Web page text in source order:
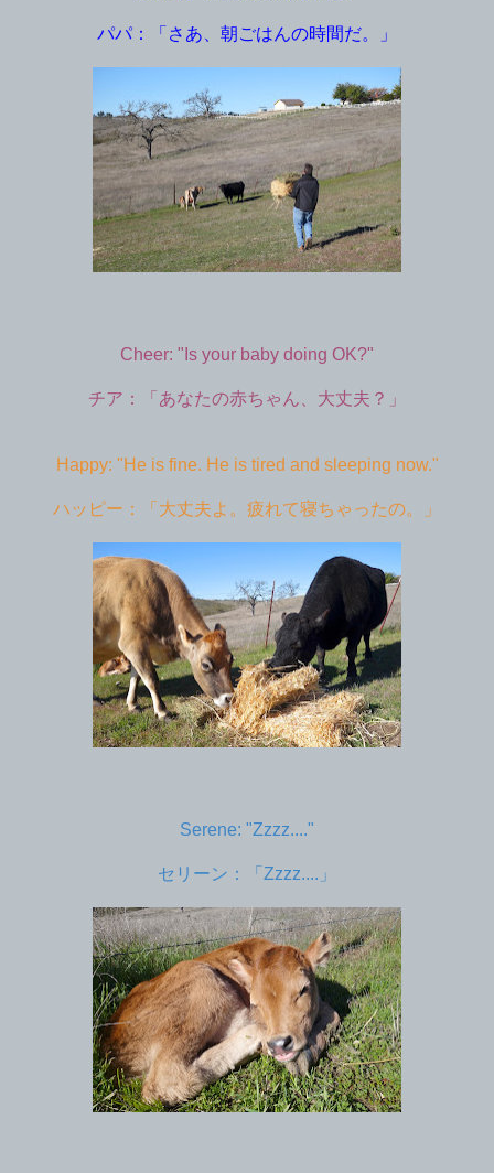
パパ：「さあ、朝ごはんの時間だ。」
Cheer: "Is your baby doing OK?"
チア：「あなたの赤ちゃん、大丈夫？」
Happy: "He is fine. He is tired and sleeping now."
ハッピー：「大丈夫よ。疲れて寝ちゃったの。」
Serene: "Zzzz...."
セリーン：「Zzzz....」